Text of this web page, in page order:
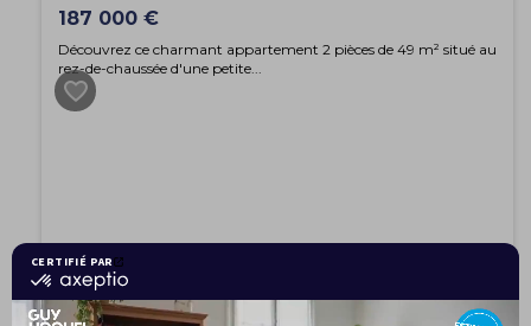
187 000 €
Découvrez ce charmant appartement 2 pièces de 49 m² situé au
rez-de-chaussée d'une petite...